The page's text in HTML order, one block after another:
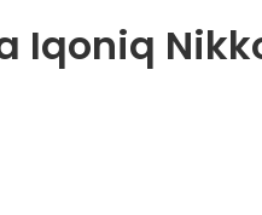
Iqoniq